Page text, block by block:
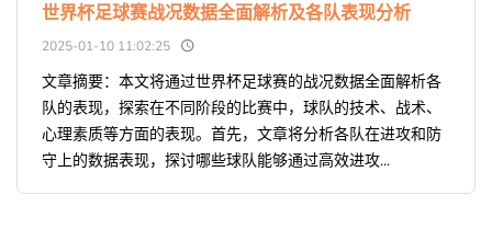
世界杯足球赛战况数据全面解析及各队表现分析
2025-01-10 11:02:25
文章摘要：本文将通过世界杯足球赛的战况数据全面解析各
队的表现，探索在不同阶段的比赛中，球队的技术、战术、
心理素质等方面的表现。首先，文章将分析各队在进攻和防
守上的数据表现，探讨哪些球队能够通过高效进攻...